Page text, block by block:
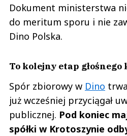
Dokument ministerstwa
do meritum sporu i nie
Dino Polska.
To kolejny etap
Spór zbiorowy w Dino
już wcześniej przyciągał
publicznej. Pod koniec
spółki w Krotoszynie